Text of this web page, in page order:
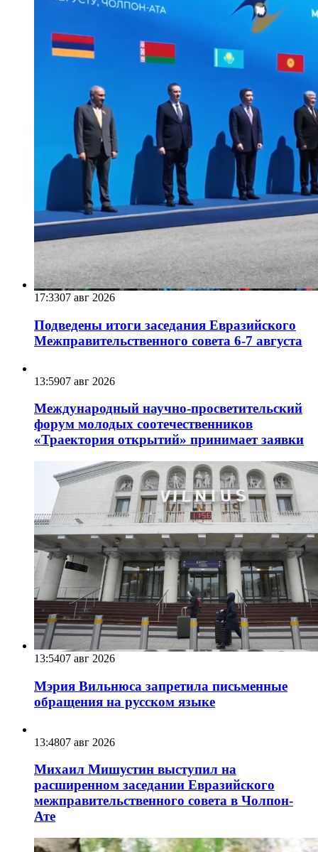
17:3307 авг 2026
Подведены итоги заседания Евразийского
Межправительственного совета 6-7 августа
13:5907 авг 2026
Международный научно-просветительский
форум молодых соотечественников
«Траектория открытий» принимает заявки
13:5407 авг 2026
Мэрия Вильнюса запретила письменные
обращения на русском языке
13:4807 авг 2026
Михаил Мишустин выступил на
расширенном заседании Евразийского
межправительственного совета в Чолпон-
Ате